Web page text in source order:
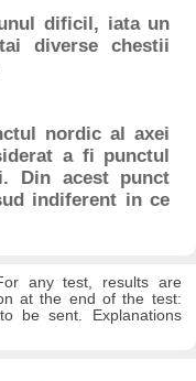
dificil, iata un
diverse chestii
nordic al axei
a fi punctul
Din acest punct
indiferent in ce
any test, results are
at the end of the test:
be sent. Explanations